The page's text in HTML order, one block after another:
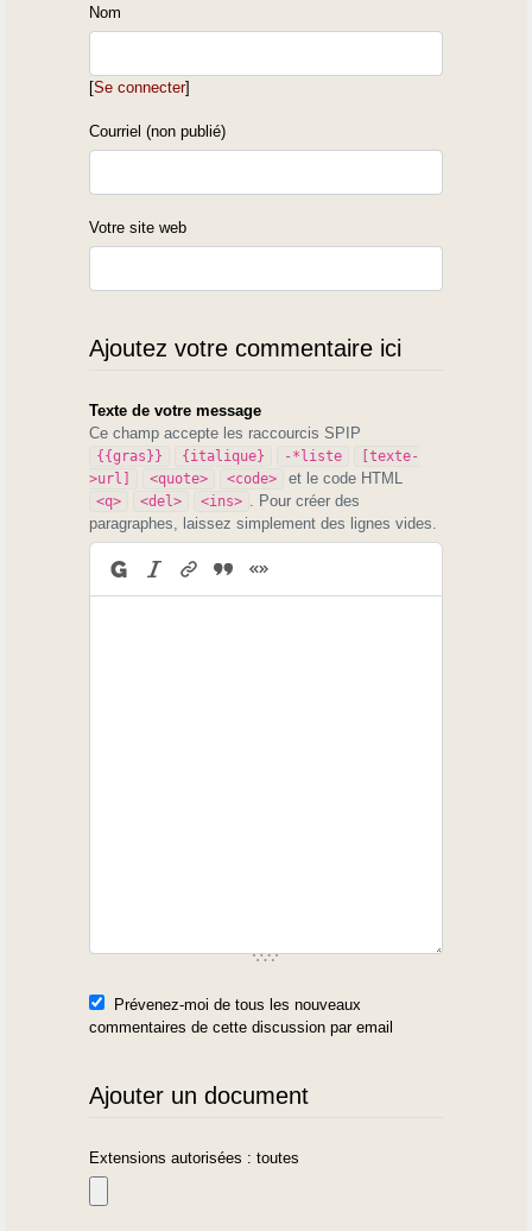
Nom
[Se connecter]
Courriel (non publié)
Votre site web
Ajoutez votre commentaire ici
Texte de votre message
Ce champ accepte les raccourcis SPIP
{{gras}} {italique} -*liste
[texte-
>url]
<quote> <code> et le code HTML
<q> <del> <ins>
. Pour créer des
paragraphes, laissez simplement des lignes vides.
Prévenez-moi de tous les nouveaux
commentaires de cette discussion par email
Ajouter un document
Extensions autorisées : toutes